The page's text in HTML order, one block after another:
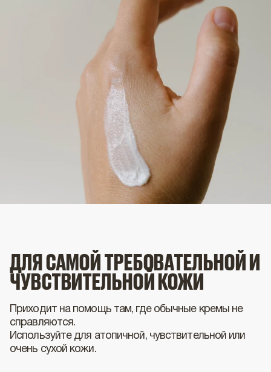
ДЛЯ САМОЙ ТРЕБОВАТЕЛЬНОЙ И
ЧУВСТВИТЕЛЬНОЙ КОЖИ
Приходит на помощь там, где обычные кремы не
справляются.
Используйте для атопичной, чувствительной или
очень сухой кожи.